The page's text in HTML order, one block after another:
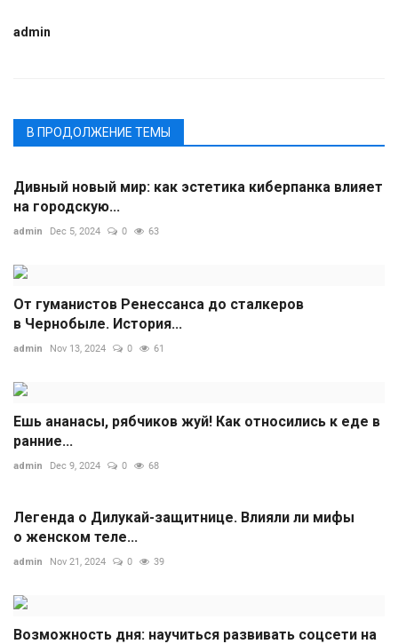
admin
В ПРОДОЛЖЕНИЕ ТЕМЫ
Дивный новый мир: как эстетика киберпанка влияет
на городскую...
admin Dec 5, 2024 0 63
От гуманистов Ренессанса до сталкеров
в Чернобыле. История...
admin Nov 13, 2024 0 61
Ешь ананасы, рябчиков жуй! Как относились к еде в
ранние...
admin Dec 9, 2024 0 68
Легенда о Дилукай-защитнице. Влияли ли мифы
о женском теле...
admin Nov 21, 2024 0 39
Возможность дня: научиться развивать соцсети на